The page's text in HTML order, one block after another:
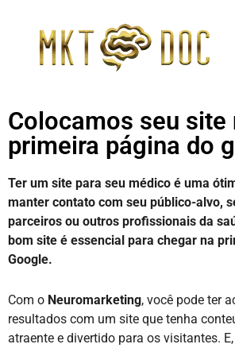
Colocamos seu site
primeira página do
Ter um site para seu médico é uma
manter contato com seu público-alvo,
parceiros ou outros profissionais da
bom site é essencial para chegar na
Google.
Com o Neuromarketing, você pode ter
resultados com um site que tenha
atraente e divertido para os visitantes.